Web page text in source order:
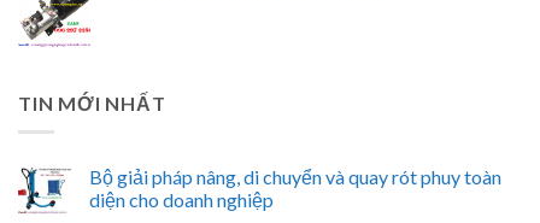
TIN MỚI NHẤT
Bộ giải pháp nâng, di chuyển và quay rót phuy toàn
diện cho doanh nghiệp